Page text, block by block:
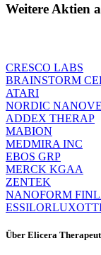
Weitere Aktien
CRESCO LABS
BRAINSTORM
ATARI
NORDIC
ADDEX THERAP
MABION
MEDMIRA INC
EBOS GRP
MERCK KGAA
ZENTEK
NANOFORM
Über Elicera